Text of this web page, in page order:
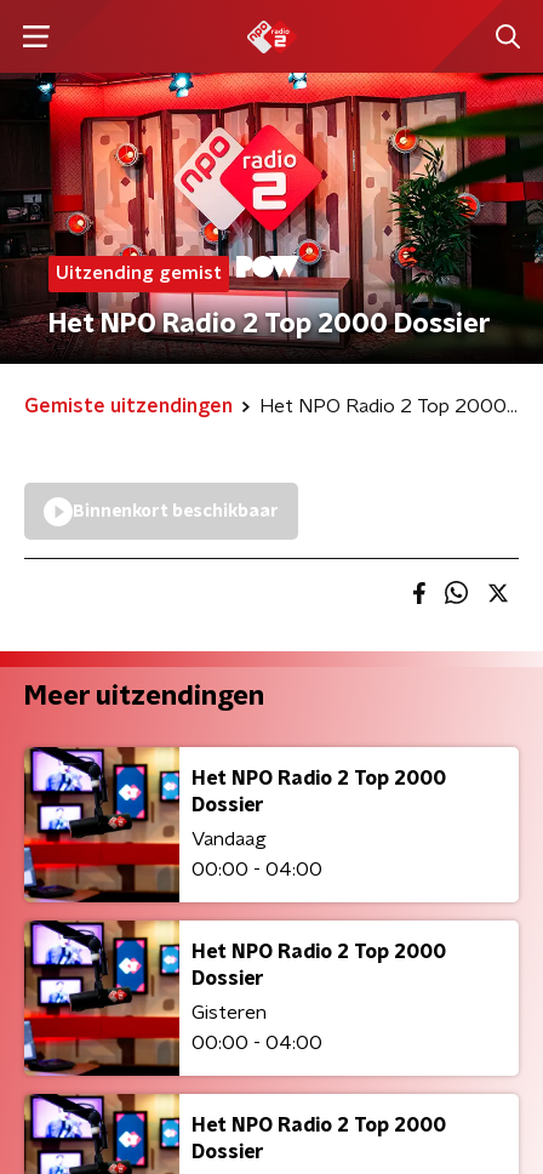
Uitzending gemist
Het NPO Radio 2 Top 2000 Dossier
Gemiste uitzendingen Het NPO Radio 2 Top 2000 Dossier
Binnenkort beschikbaar
Meer uitzendingen
Het NPO Radio 2 Top 2000
Dossier
Vandaag
00:00 - 04:00
Het NPO Radio 2 Top 2000
Dossier
Gisteren
00:00 - 04:00
Het NPO Radio 2 Top 2000
Dossier